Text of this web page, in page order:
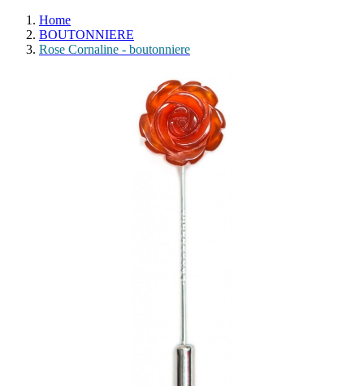
Home
BOUTONNIERE
Rose Cornaline - boutonniere